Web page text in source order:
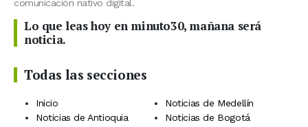
comunicación nativo digital.
Lo que leas hoy en minuto30, mañana será
noticia.
Todas las secciones
Inicio
Noticias de Medellín
Noticias de Antioquia
Noticias de Bogotá